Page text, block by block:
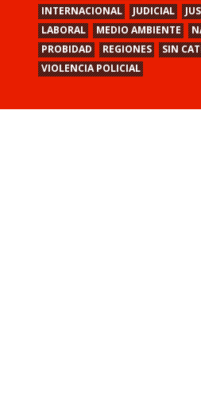
INTERNACIONAL
JUDICIAL
LABORAL
MEDIO AMBIENTE
PROBIDAD
REGIONES
SIN
VIOLENCIA POLICIAL